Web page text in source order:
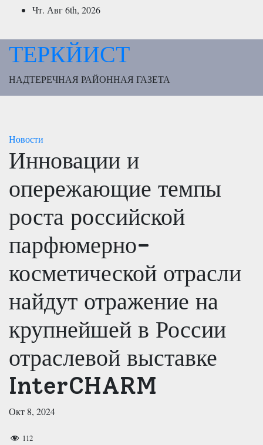
ПерейтиЧт. Авг 6th, 2026
ТЕРКЙИСТ
НАДТЕРЕЧНАЯ РАЙОННАЯ ГАЗЕТА
Новости
Инновации и
опережающие темпы
роста российской
парфюмерно-
косметической отрасли
найдут отражение на
крупнейшей в России
отраслевой выставке
InterCHARM
Окт 8, 2024
112